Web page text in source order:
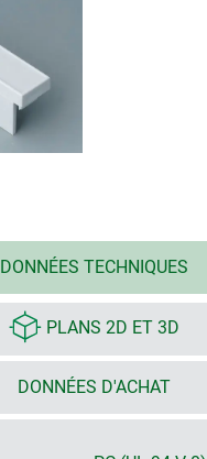
DONNÉES TECHNIQUES
PLANS 2D ET 3D
DONNÉES D'ACHAT